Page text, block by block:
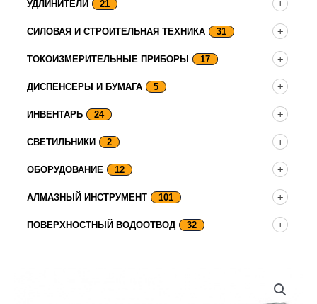
УДЛИНИТЕЛИ 21
СИЛОВАЯ И СТРОИТЕЛЬНАЯ ТЕХНИКА 31
ТОКОИЗМЕРИТЕЛЬНЫЕ ПРИБОРЫ 17
ДИСПЕНСЕРЫ И БУМАГА 5
ИНВЕНТАРЬ 24
СВЕТИЛЬНИКИ 2
ОБОРУДОВАНИЕ 12
АЛМАЗНЫЙ ИНСТРУМЕНТ 101
ПОВЕРХНОСТНЫЙ ВОДООТВОД 32